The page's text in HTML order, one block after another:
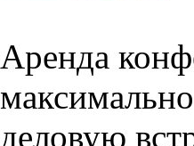
Аренда
деловую